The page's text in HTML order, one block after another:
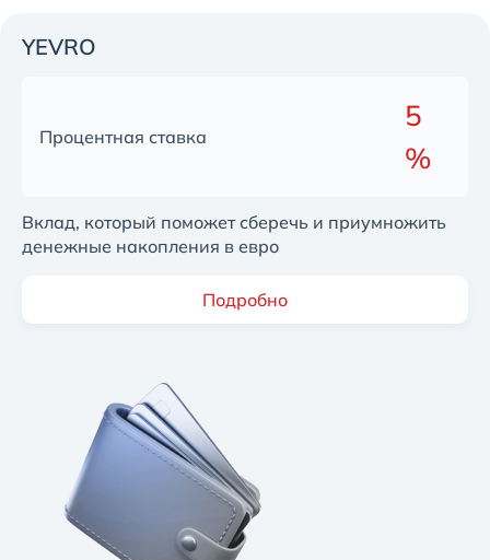
YEVRO
Процентная ставка
5
%
Вклад, который поможет сберечь и приумножить
денежные накопления в евро
Подробно